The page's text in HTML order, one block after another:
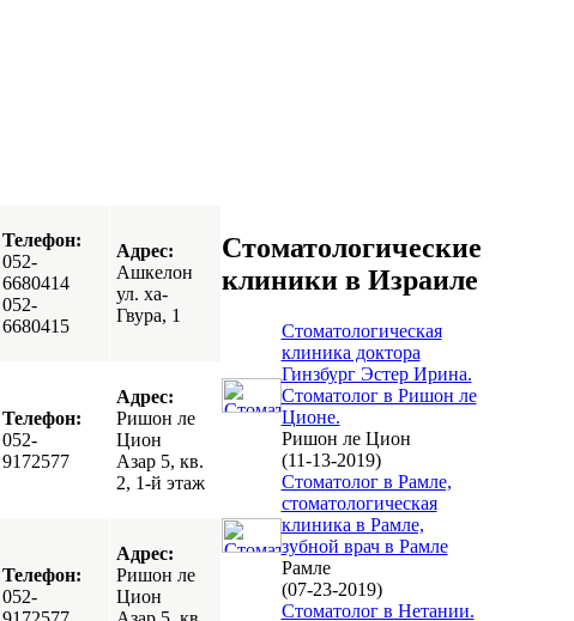
Телефон:
052-
6680414
052-
6680415
Адрес:
Ашкелон
ул. ха-
Гвура, 1
Телефон:
052-
9172577
Адрес:
Ришон ле
Цион
Азар 5, кв.
2, 1-й этаж
Телефон:
052-
Адрес:
Ришон ле
Цион
Стоматологические
клиники в Израиле
Стоматологическая
клиника доктора
Гинзбург Эстер Ирина.
Стоматолог в Ришон ле
Ционе.
Ришон ле Цион
(11-13-2019)
Стоматолог в Рамле,
стоматологическая
клиника в Рамле,
зубной врач в Рамле
Рамле
(07-23-2019)
Стоматолог в Нетании.